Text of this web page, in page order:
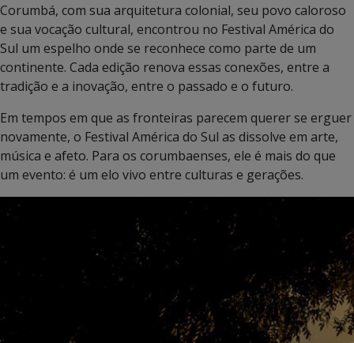
Corumbá, com sua arquitetura colonial, seu povo caloroso
e sua vocação cultural, encontrou no Festival América do
Sul um espelho onde se reconhece como parte de um
continente. Cada edição renova essas conexões, entre a
tradição e a inovação, entre o passado e o futuro.
Em tempos em que as fronteiras parecem querer se erguer
novamente, o Festival América do Sul as dissolve em arte,
música e afeto. Para os corumbaenses, ele é mais do que
um evento: é um elo vivo entre culturas e gerações.